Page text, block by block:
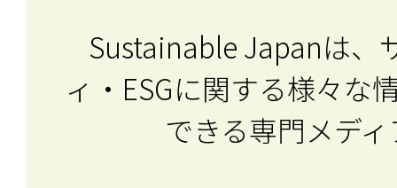
Sustainable Japanは、
ィ・ESGに関する様々な
できる専門メデ